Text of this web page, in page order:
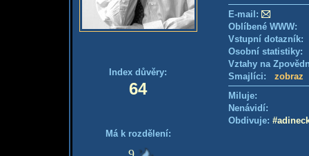
Index důvěry:
64
Má k rozdělení:
E-mail:
Oblíbené WWW:
Vstupní
Osobní
Vztahy na
Smajlíci: zobraz
Miluje:
Nenávidí:
Obdivuje: